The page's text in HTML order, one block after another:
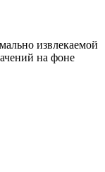
извлекаемой
на фоне